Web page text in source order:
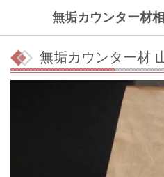
無垢カウンター材
無垢カウンター材